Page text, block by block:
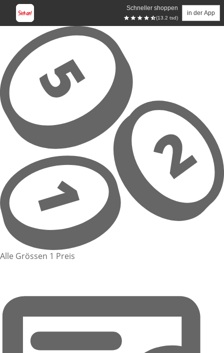
Schneller shoppen
(13.2 tsd)
in der App
Zum Hauptinhalt springen
Alle Grössen 1 Preis